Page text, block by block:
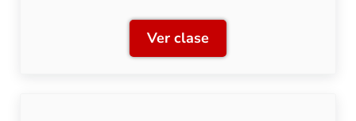
Ver claseClase 5: Ramaje,